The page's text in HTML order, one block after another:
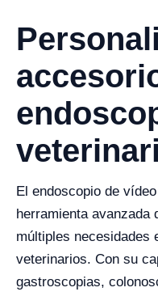
El endoscopio de
herramienta avanzada
múltiples necesidades
veterinarios. Con su
gastroscopias,